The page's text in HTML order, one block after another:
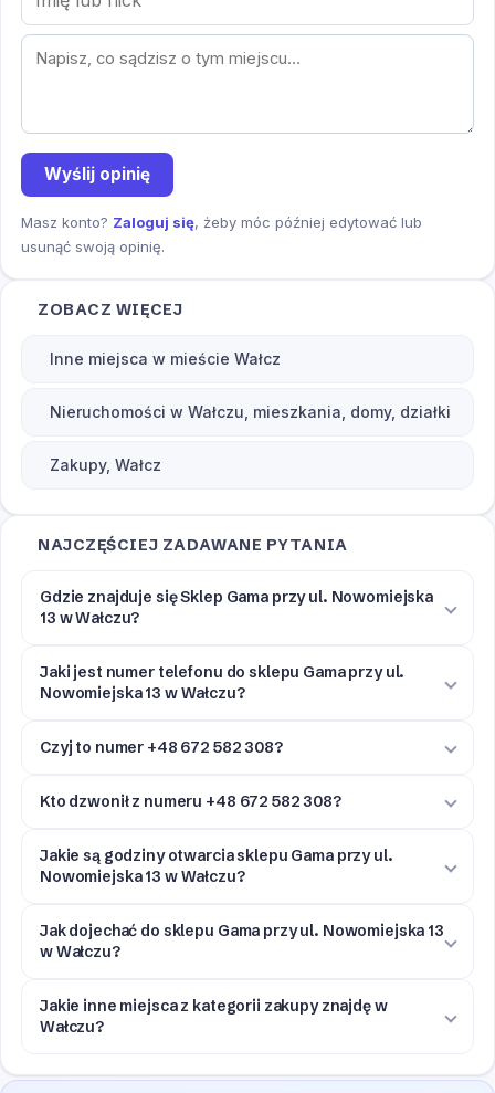
Wyślij opinię
Masz konto? Zaloguj się, żeby móc później edytować lub
usunąć swoją opinię.
ZOBACZ WIĘCEJ
Inne miejsca w mieście Wałcz
Nieruchomości w Wałczu, mieszkania, domy, działki
Zakupy, Wałcz
NAJCZĘŚCIEJ ZADAWANE PYTANIA
Gdzie znajduje się Sklep Gama przy ul. Nowomiejska
13 w Wałczu?
Jaki jest numer telefonu do sklepu Gama przy ul.
Nowomiejska 13 w Wałczu?
Czyj to numer +48 672 582 308?
Kto dzwonił z numeru +48 672 582 308?
Jakie są godziny otwarcia sklepu Gama przy ul.
Nowomiejska 13 w Wałczu?
Jak dojechać do sklepu Gama przy ul. Nowomiejska 13
w Wałczu?
Jakie inne miejsca z kategorii zakupy znajdę w
Wałczu?